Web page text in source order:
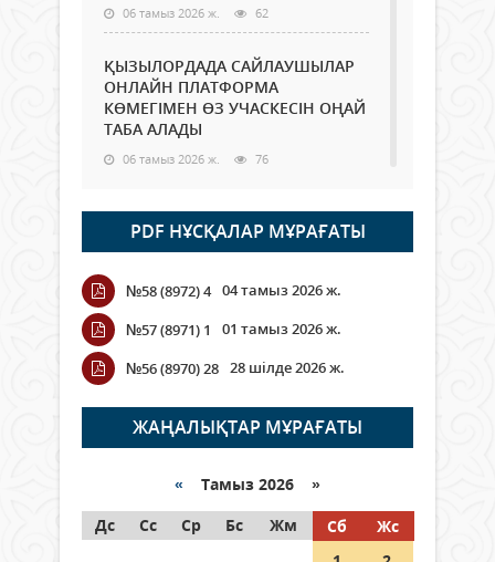
06 тамыз 2026 ж. 62
ҚЫЗЫЛОРДАДА САЙЛАУШЫЛАР
ОНЛАЙН ПЛАТФОРМА
КӨМЕГІМЕН ӨЗ УЧАСКЕСІН ОҢАЙ
ТАБА АЛАДЫ
06 тамыз 2026 ж. 76
Open Air: Қызылорда облысы
полиция департаменті 20
мыңнан астам көрерменнің
қауіпсіздігін қамтамасыз етті
06 тамыз 2026 ж.
Wi-Fi ҚАБЫРҒА АРҚЫЛЫ ҚАЛАЙ
ӨТЕДІ?
06 тамыз 2026 ж. 254
граждане Казахстана,
05 тамыз 2026 ж. 133
PDF НҰСҚАЛАР МҰРАҒАТЫ
№58 (8972) 4 04 тамыз 2026 ж.
№57 (8971) 1
01 тамыз 2026 ж.
№56 (8970) 28 28 шілде 2026 ж.
ЖАҢАЛЫҚТАР МҰРАҒАТЫ
« Тамыз 2026 »
Дс
Сс Ср Бс Жм Сб
Жс